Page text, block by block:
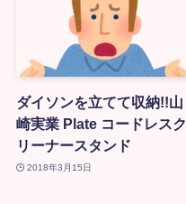
ダイソンを立てて収納!!山
崎実業 Plate コードレスク
リーナースタンド
2018年3月15日